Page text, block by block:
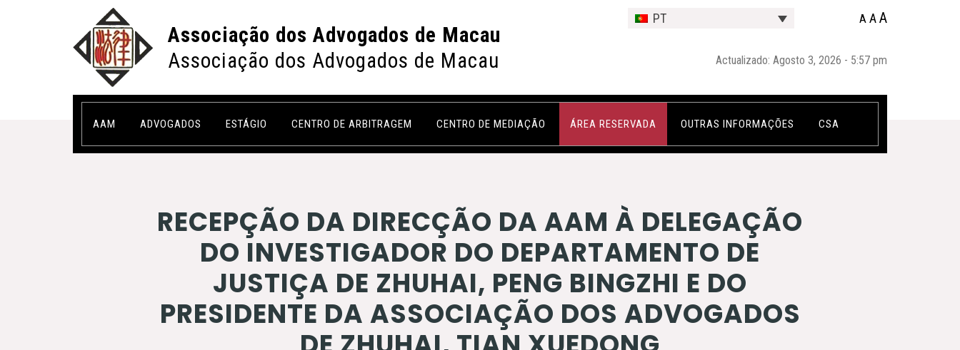
Associação dos Advogados de Macau
Associação dos Advogados de Macau
PT A AA
Actualizado: Agosto 3, 2026 - 5:57 pm
AAM ADVOGADOS ESTÁGIO CENTRO DE ARBITRAGEM CENTRO DE MEDIAÇÃO ÁREA RESERVADA OUTRAS INFORMAÇÕES CSA
RECEPÇÃO DA DIRECÇÃO DA AAM À DELEGAÇÃO
DO INVESTIGADOR DO DEPARTAMENTO DE
JUSTIÇA DE ZHUHAI, PENG BINGZHI E DO
PRESIDENTE DA ASSOCIAÇÃO DOS ADVOGADOS